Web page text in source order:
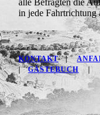
alle Befragten die
in jede Fahrtrichtung
KONTAKT|
|GÄSTEBUCH |